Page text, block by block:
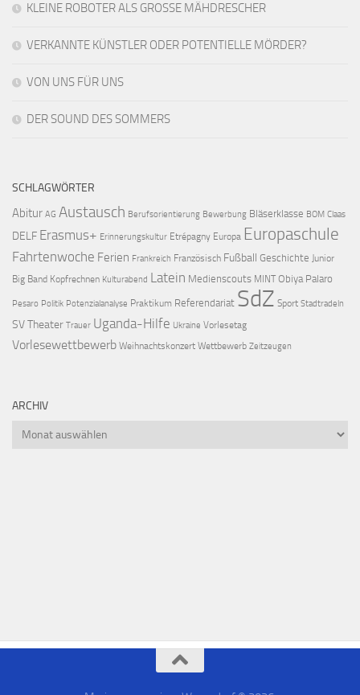
KLEINE ROBOTER ALS GROSSE MÄHDRESCHER
VERKANNTE KÜNSTLER ODER POTENTIELLE MÖRDER?
VON UNS FÜR UNS
DER SOUND DES SOMMERS
SCHLAGWÖRTER
Abitur AG Austausch Berufsorientierung Bewerbung Bläserklasse BOM Claas
DELF Erasmus+ Erinnerungskultur Etrépagny Europa Europaschule
Fahrtenwoche Ferien Frankreich Französisch Fußball Geschichte Junior
Big Band Kopfrechnen Kulturabend Latein Medienscouts MINT Obiya Palaro
Pesaro Politik Potenzialanalyse Praktikum Referendariat SdZ Sport Stadtradeln
SVTheater Trauer Uganda-Hilfe Ukraine Vorlesetag
Vorlesewettbewerb Weihnachtskonzert Wettbewerb Zeitzeugen
ARCHIV